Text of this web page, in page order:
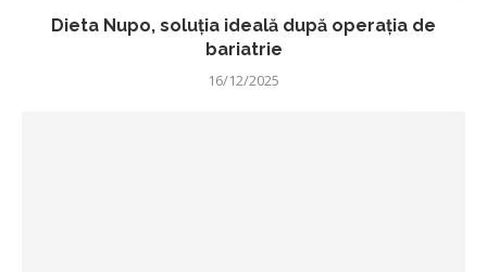
Dieta Nupo, soluția ideală după operația de
bariatrie
16/12/2025